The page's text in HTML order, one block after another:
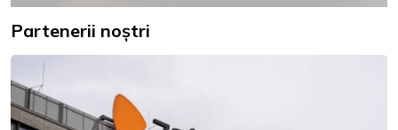
Partenerii noștri